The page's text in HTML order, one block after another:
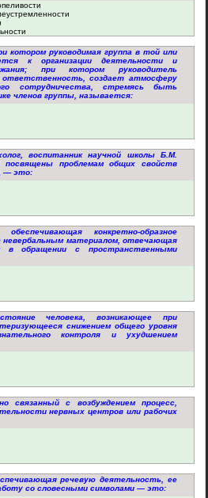
котором руководимая группа в той или
к организации деятельности и
при котором руководитель
ответственность, создает атмосферу
сотрудничества, стремясь быть
членов группы, называется:
воспитанник научной школы Б.М.
посвящены проблемам общих свойств
— это:
конкретно-образное
материалом, отвечающая
в обращении с пространственными
человека, возникающее при
снижением общего уровня
контроля и ухудшением
связанный с возбуждением процесс,
нервных центров или рабочих
речевую деятельность, ее
со словесными символами — это: